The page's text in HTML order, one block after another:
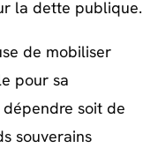
la dette publique.
de mobiliser
pour sa
soit de
souverains